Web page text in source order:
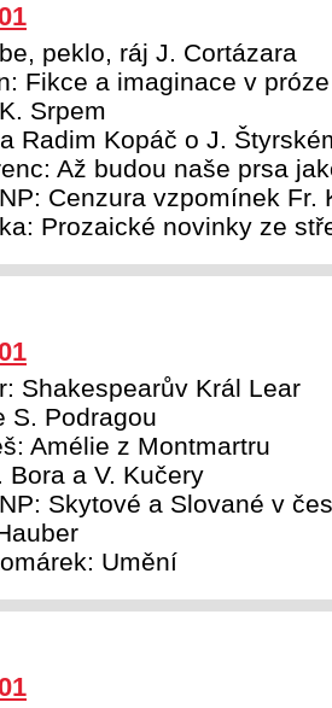
peklo, ráj J. Cortázara
Fikce a imaginace v
Srpem
Radim Kopáč o J.
Až budou naše prsa
Cenzura vzpomínek Fr.
Prozaické novinky ze
Shakespearův Král Lear
S. Podragou
Amélie z Montmartru
Bora a V. Kučery
Skytové a Slované v
Umění